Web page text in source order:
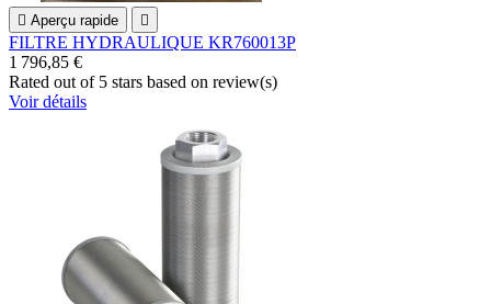
 Aperçu rapide 
FILTRE HYDRAULIQUE KR760013P
1 796,85 €
Rated out of 5 stars based on review(s)
Voir détails